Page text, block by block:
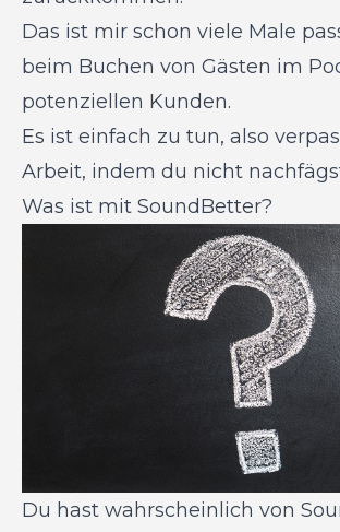
Das ist mir schon viele Male
beim Buchen von Gästen im
potenziellen Kunden.
Es ist einfach zu tun, also
Arbeit, indem du nicht
Was ist mit SoundBetter?
Du hast wahrscheinlich von